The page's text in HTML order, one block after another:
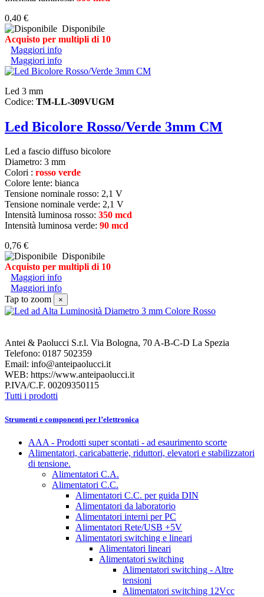
0,40 €
Disponibile
Acquisto per multipli di 10
Maggiori info
Maggiori info
Led 3 mm
Codice: TM-LL-309VUGM
Led Bicolore Rosso/Verde 3mm CM
Led a fascio diffuso bicolore
Diametro: 3 mm
Colori : rosso verde
Colore lente: bianca
Tensione nominale rosso: 2,1 V
Tensione nominale verde: 2,1 V
Intensità luminosa rosso: 350 mcd
Intensità luminosa verde: 90 mcd
0,76 €
Disponibile
Acquisto per multipli di 10
Maggiori info
Maggiori info
Tap to zoom
×
Antei & Paolucci S.r.l. Via Bologna, 70 A-B-C-D La Spezia
Telefono: 0187 502359
Email: info@anteipaolucci.it
WEB: https://www.anteipaolucci.it
P.IVA/C.F. 00209350115
Tutti i prodotti
Strumenti e componenti per l’elettronica
AAA - Prodotti super scontati - ad esaurimento scorte
Alimentatori, caricabatterie, riduttori, elevatori e stabilizzatori
di tensione.
Alimentatori C.A.
Alimentatori C.C.
Alimentatori C.C. per guida DIN
Alimentatori da laboratorio
Alimentatori interni per PC
Alimentatori Rete/USB +5V
Alimentatori switching e lineari
Alimentatori lineari
Alimentatori switching
Alimentatori switching - Altre
tensioni
Alimentatori switching 12Vcc